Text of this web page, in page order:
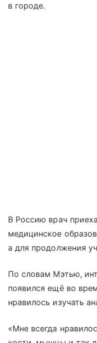
в городе.
В Россию врач
медицинское
а для продолжения
По словам Мэтью,
появился ещё во
нравилось изучать
«Мне всегда